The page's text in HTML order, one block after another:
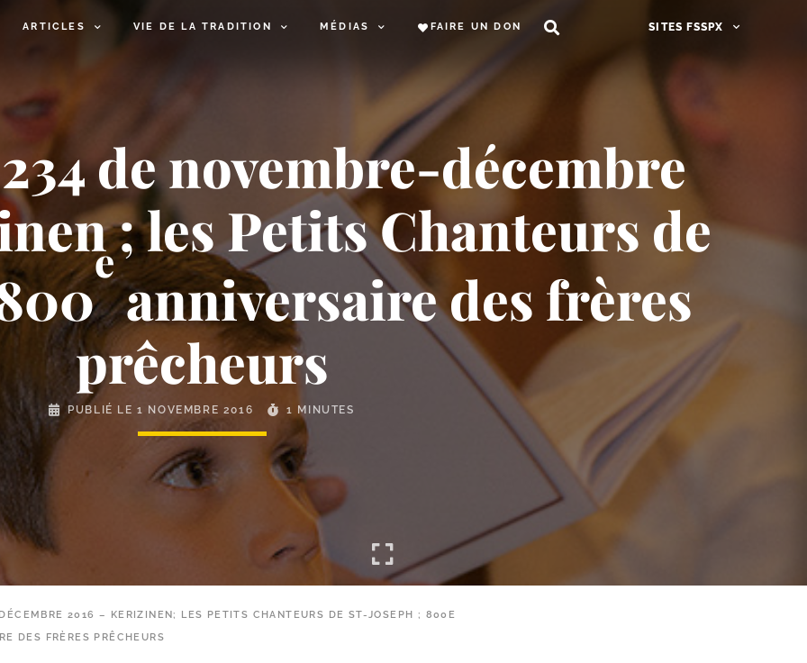
ARTICLES VIE DE LA TRADITION MÉDIAS FAIRE UN DON SITES FSSPX
de novembre-​décembre
; les Petits Chanteurs de
e
anniversaire des frères
prêcheurs
PUBLIÉ LE1 NOVEMBRE 2016 1 MINUTES
2016 – KERIZINEN; LES PETITS CHANTEURS DE ST-JOSEPH ; 800E
DES FRÈRES PRÊCHEURS